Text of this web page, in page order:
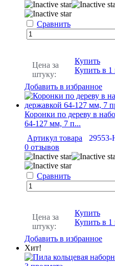
Сравнить
Цена за
штуку:
Купить
Купить в 1
Добавить в избранное
Коронки по дереву в
64-127 мм, 7 п...
Артикул товара
29553-
0 отзывов
Сравнить
Цена за
штуку:
Купить
Купить в 1
Добавить в избранное
Хит!